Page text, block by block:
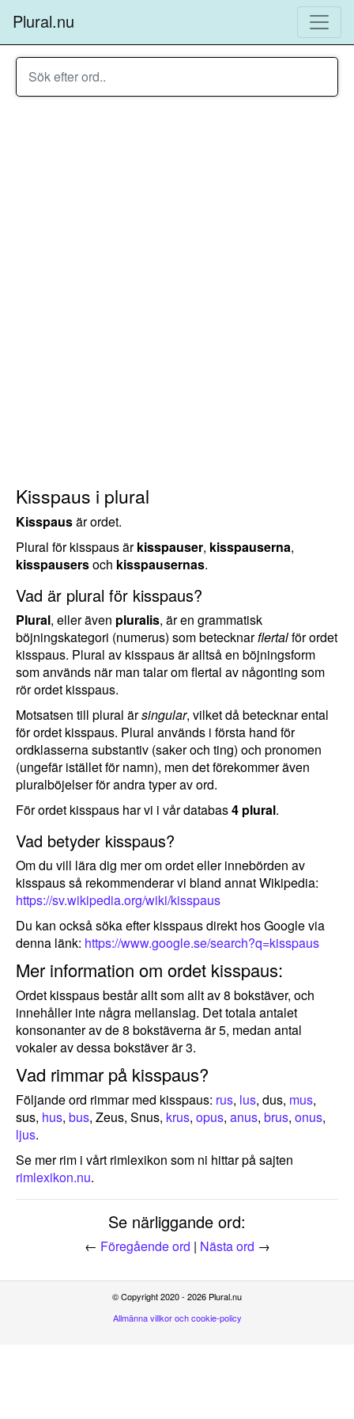
Plural.nu
Kisspaus i plural
Kisspausär ordet.
Plural för kisspaus ärkisspauser, kisspauserna,
kisspausersoch kisspausernas.
Vad är plural för kisspaus?
Plural, eller även pluralis, är en grammatisk
böjningskategori (numerus) som betecknarflertalför ordet
kisspaus. Plural av kisspaus är alltså en böjningsform
som används när man talar om flertal av någonting som
rör ordet kisspaus.
Motsatsen till plural ärsingular, vilket då betecknar ental
för ordet kisspaus. Plural används i första hand för
ordklasserna substantiv (saker och ting) och pronomen
(ungefär istället för namn), men det förekommer även
pluralböjelser för andra typer av ord.
För ordet kisspaus har vi i vår databas4 plural.
Vad betyder kisspaus?
Om du vill lära dig mer om ordet eller innebörden av
kisspaus så rekommenderar vi bland annat Wikipedia:
https://sv.wikipedia.org/wiki/kisspaus
Du kan också söka efter kisspaus direkt hos Google via
denna länk: https://www.google.se/search?q=kisspaus
Mer information om ordet kisspaus:
Ordet kisspaus består allt som allt av 8 bokstäver, och
innehåller inte några mellanslag. Det totala antalet
konsonanter av de 8 bokstäverna är 5, medan antal
vokaler av dessa bokstäver är 3.
Vad rimmar på kisspaus?
Följande ord rimmar med kisspaus: rus, lus, dus, mus,
sus, hus, bus, Zeus, Snus, krus, opus, anus, brus, onus,
ljus.
Se mer rim i vårt rimlexikon som ni hittar på sajten
rimlexikon.nu.
Se närliggande ord:
← Föregående ord | Nästa ord →
© Copyright 2020 - 2026 Plural.nu
Allmänna villkor och cookie-policy